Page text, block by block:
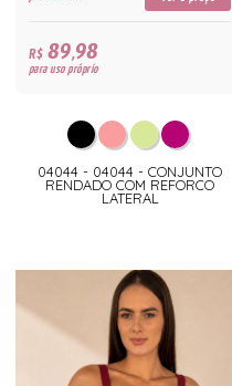
R$89,98
para uso próprio
04044 - 04044 - CONJUNTO
RENDADO COM REFORCO
LATERAL